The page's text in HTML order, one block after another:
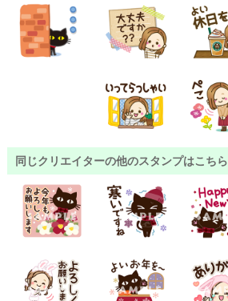
同じクリエイターの他のスタンプはこちら